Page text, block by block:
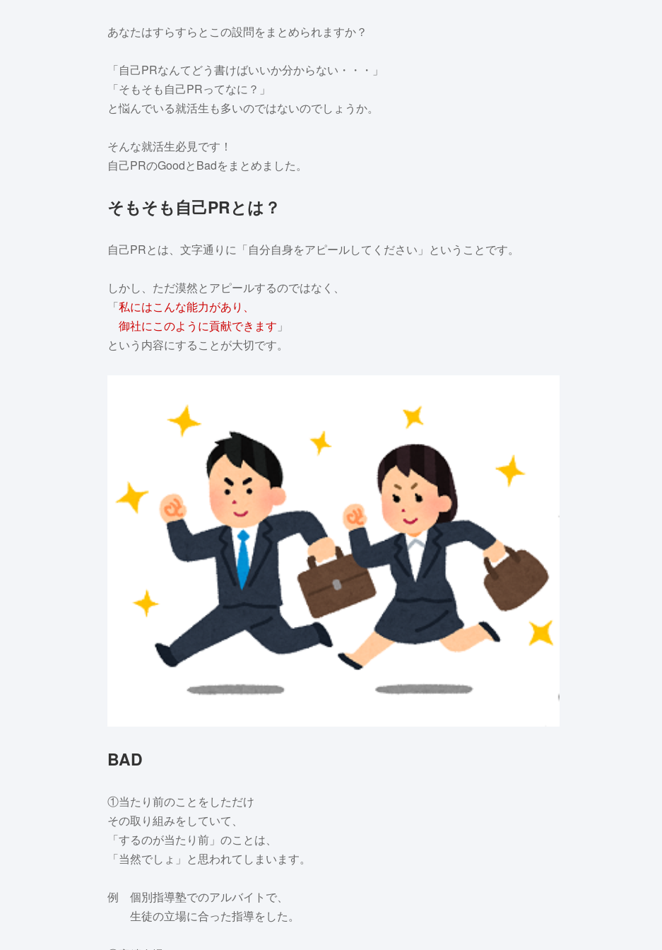
あなたはすらすらとこの設問をまとめられますか？
「自己PRなんてどう書けばいいか分からない・・・」
「そもそも自己PRってなに？」
と悩んでいる就活生も多いのではないのでしょうか。
そんな就活生必見です！
自己PRのGoodとBadをまとめました。
そもそも自己PRとは？
自己PRとは、文字通りに「自分自身をアピールしてください」ということです。
しかし、ただ漠然とアピールするのではなく、
「私にはこんな能力があり、
御社にこのように貢献できます 」
という内容にすることが大切です。
BAD
①当たり前のことをしただけ
その取り組みをしていて、
「するのが当たり前」のことは、
「当然でしょ」と思われてしまいます。
例 個別指導塾でのアルバイトで、
生徒の立場に合った指導をした。